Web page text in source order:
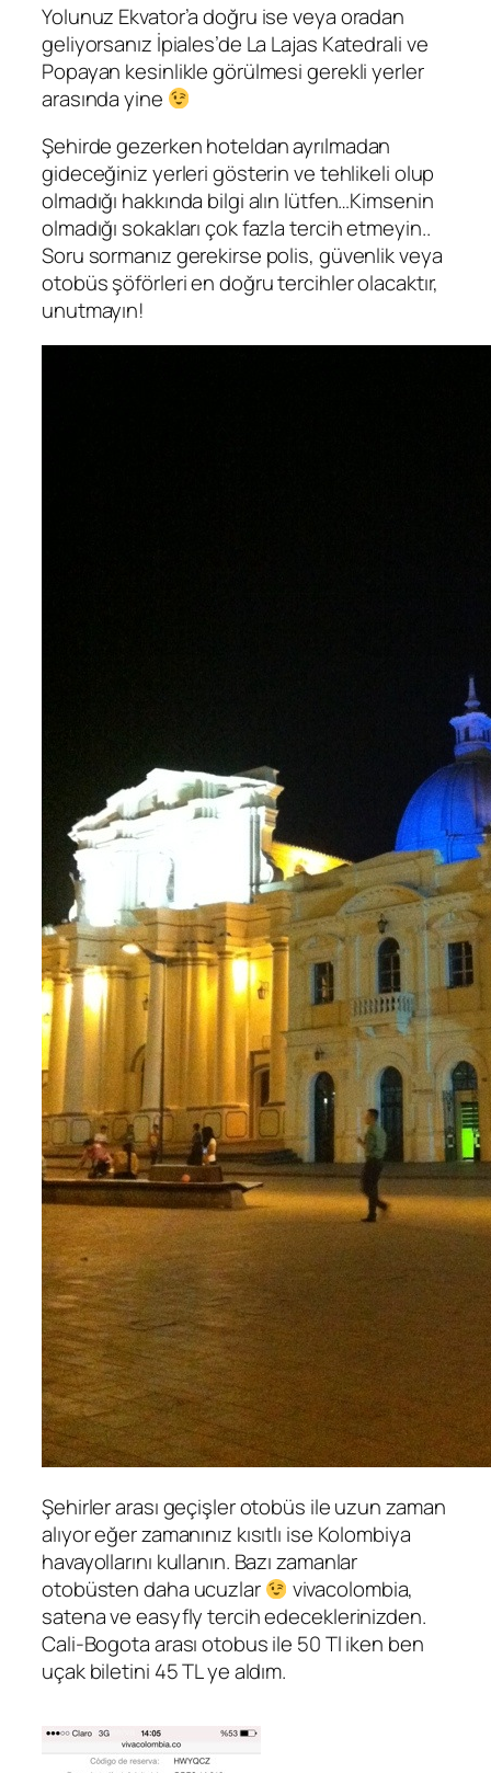
Yolunuz Ekvator’a doğru ise veya oradan
geliyorsanız İpiales’de La Lajas Katedrali ve
Popayan kesinlikle görülmesi gerekli yerler
arasında yine
Şehirde gezerken hoteldan ayrılmadan
gideceğiniz yerleri gösterin ve tehlikeli olup
olmadığı hakkında bilgi alın lütfen…Kimsenin
olmadığı sokakları çok fazla tercih etmeyin..
Soru sormanız gerekirse polis, güvenlik veya
otobüs şöförleri en doğru tercihler olacaktır,
unutmayın!
Şehirler arası geçişler otobüs ile uzun zaman
alıyor eğer zamanınız kısıtlı ise Kolombiya
havayollarını kullanın. Bazı zamanlar
otobüsten daha ucuzlar
vivacolombia,
satena ve easyfly tercih edeceklerinizden.
Cali-Bogota arası otobus ile 50 Tl iken ben
uçak biletini 45 TL ye aldım.